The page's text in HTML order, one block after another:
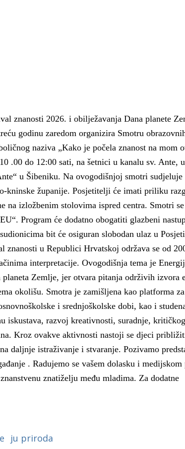
znanosti 2026. i obilježavanja Dana planete
godinu zaredom organizira Smotru
naziva „Kako je počela znanost na mom
.00 do 12:00 sati, na šetnici u kanalu sv. Ante,
u Šibeniku. Na ovogodišnjoj smotri sudjeluje
kninske županije. Posjetitelji će imati priliku
na izložbenim stolovima ispred centra. Smotri
Program će dodatno obogatiti glazbeni
bit će osiguran slobodan ulaz u
znanosti u Republici Hrvatskoj održava se od
interpretacije. Ovogodišnja tema je
Zemlje, jer otvara pitanja održivih izvora
okolišu. Smotra je zamišljena kao platforma za
i srednjoškolske dobi, kao i
iskustava, razvoj kreativnosti, suradnje, kritičkog
Kroz ovakve aktivnosti nastoji se djeci
daljnje istraživanje i stvaranje. Pozivamo
. Radujemo se vašem dolasku i medijskom
znatiželju među mladima. Za dodatne
ju priroda
ruke -
u
Šibenik spreman za
električnih autobusa:
12 punionica na kolodvoru